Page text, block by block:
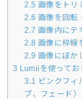
2.5 画像をトリ
2.6 画像を回転
2.7 画像内にテ
2.8 画像に枠線
2.9 画像にぼか
3 Lumiiを使って
3.1 ピンクフィ
ブ、フェード）